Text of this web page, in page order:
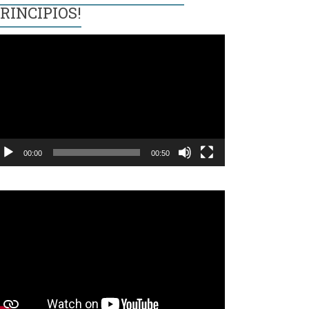
00:00 00:50